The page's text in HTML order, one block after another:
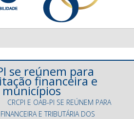
se reúnem para
financeira e
CRCPI E OAB-PI SE REÚNEM PARA
E TRIBUTÁRIA DOS